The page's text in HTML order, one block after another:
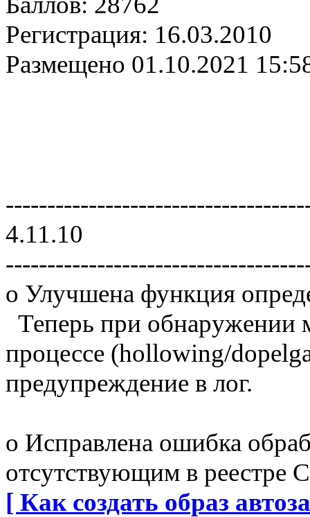
Регистрация: 16.03.2010
Размещено 01.10.2021
4.11.10
o Улучшена функция
Теперь при обнаружении
процессе (hollowing/
предупреждение в лог.
o Исправлена ошибка
отсутствующим в реестре
[ Как создать образ